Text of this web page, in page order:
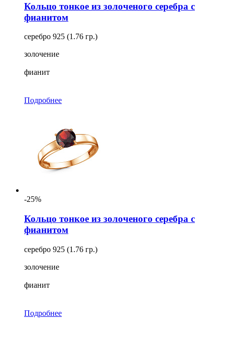
Кольцо тонкое из золоченого серебра с
фианитом
серебро 925 (1.76 гр.)
золочение
фианит
Подробнее
-25%
Кольцо тонкое из золоченого серебра с
фианитом
серебро 925 (1.76 гр.)
золочение
фианит
Подробнее